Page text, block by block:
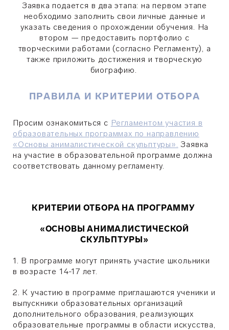
Заявка подается в два этапа: на первом этапе
необходимо заполнить свои личные данные и
указать сведения о прохождении обучения. На
втором — предоставить портфолио с
творческими работами (согласно Регламенту), а
также приложить достижения и творческую
биографию.
ПРАВИЛА И КРИТЕРИИ ОТБОРА
Просим ознакомиться с Регламентом участия в
образовательных программах по направлению
«Основы анималистической скульптуры». Заявка
на участие в образовательной программе должна
соответствовать данному регламенту.
КРИТЕРИИ ОТБОРА НА ПРОГРАММУ
«ОСНОВЫ АНИМАЛИСТИЧЕСКОЙ
СКУЛЬПТУРЫ»
1. В программе могут принять участие школьники
в возрасте 14-17 лет.
2. К участию в программе приглашаются ученики и
выпускники образовательных организаций
дополнительного образования, реализующих
образовательные программы в области искусства,